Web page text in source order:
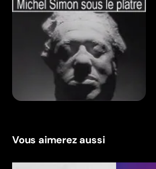
Vous aimerez aussi